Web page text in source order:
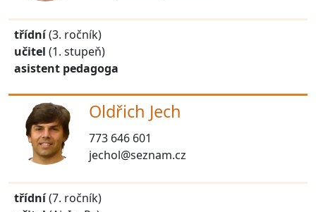
třídní(3. ročník)
učitel (1. stupeň)
asistent pedagoga
Oldřich Jech
773 646 601
jechol@seznam.cz
třídní(7. ročník)